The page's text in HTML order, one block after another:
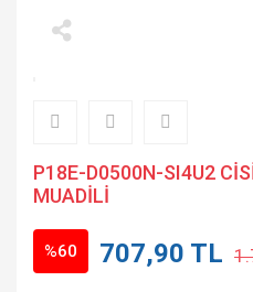
P18E-D0500N-SI4U2
MUADİLİ
%60 707,90 TL